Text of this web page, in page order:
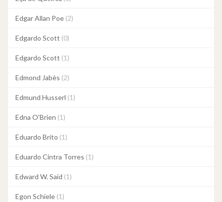
Edgar Allan Poe (2)
Edgardo Scott (0)
Edgardo Scott (1)
Edmond Jabès (2)
Edmund Husserl (1)
Edna O'Brien (1)
Eduardo Brito (1)
Eduardo Cintra Torres (1)
Edward W. Said (1)
Egon Schiele (1)